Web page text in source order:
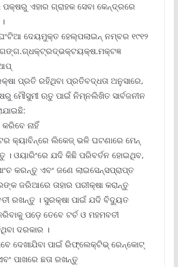
ଏହାର ଗ୍ରାହକ ସେବା କେନ୍ଦ୍ରରେ
ଦେୟମୁକ୍ତ ହେଲ୍‌ପଲାଇନ୍ ନମ୍ବର ୧୯୧୨
ପ୍ରତି ରହିଥିବା ପ୍ରତିବଦ୍ଧତା ଅନୁସାରେ,
ମୌସୁମୀ ଋତୁ ପାଇଁ ନିମ୍ନଲିଖିତ ସାର୍ବଜନୀନ
ନାହିଁ
କ୍ୟାବିନ୍‌ରେ ଲିକେଜ୍ ଭଳି ଘଟଣାରେ ମେନ୍
। ଓୟାରିଂରେ ଯଦି କିଛି ପରିବର୍ତନ ହୋଇଥିବ,
କରନ୍ତୁ ଏବଂ ଜଣେ ଲାଇସେନ୍ସପ୍ରାପ୍ତ
ଜରିଆରେ ତାହାର ପରୀକ୍ଷା କରାନ୍ତୁ
ରଖନ୍ତୁ । ସୁରକ୍ଷା ପାଇଁ ଯଦି ବିଦ୍ୟୁତ
ପଡ଼େ ତେବେ ଟର୍ଚ ଓ ମହମବତୀ
ଦରକାର ।
ଦେଖାଯିବା ପାଇଁ ରିଫ୍ଲେକ୍ଟିଭ୍ ରେନ୍‌କୋଟ୍
ପାଖରେ ଛତା ରଖନ୍ତୁ